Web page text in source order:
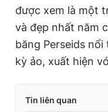
được xem là một
và đẹp nhất năm
băng Perseids
kỳ ảo, xuất hiện
Tin liên quan